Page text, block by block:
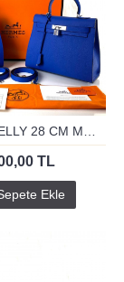
TL
Ekle